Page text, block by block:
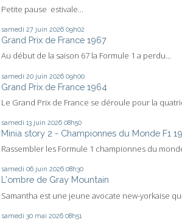
Petite pause estivale...
samedi 27 juin 2026 09h02
Grand Prix de France 1967
Au début de la saison 67 la Formule 1 a perdu...
samedi 20 juin 2026 09h00
Grand Prix de France 1964
Le Grand Prix de France se déroule pour la
samedi 13 juin 2026 08h50
Minia story 2 - Championnes du Monde F1
Rassembler les Formule 1 championnes du
samedi 06 juin 2026 08h30
L'ombre de Gray Mountain
Samantha est une jeune avocate new-yorkaise
samedi 30 mai 2026 08h51